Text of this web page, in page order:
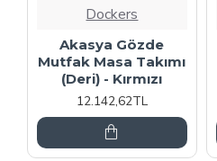
Dockers
Akasya Gözde
Mutfak Masa Takımı
(Deri) - Kırmızı
12.142,62TL